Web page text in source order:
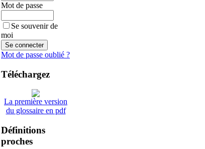
Mot de passe
Se souvenir de
moi
Mot de passe oublié ?
Téléchargez
La première version
du glossaire en pdf
Définitions
proches